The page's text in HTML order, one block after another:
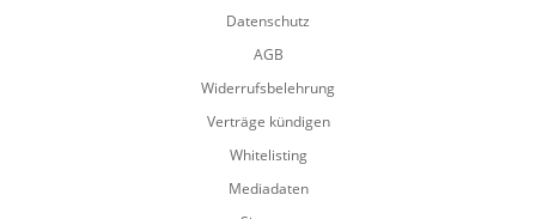
Datenschutz
AGB
Widerrufsbelehrung
Verträge kündigen
Whitelisting
Mediadaten